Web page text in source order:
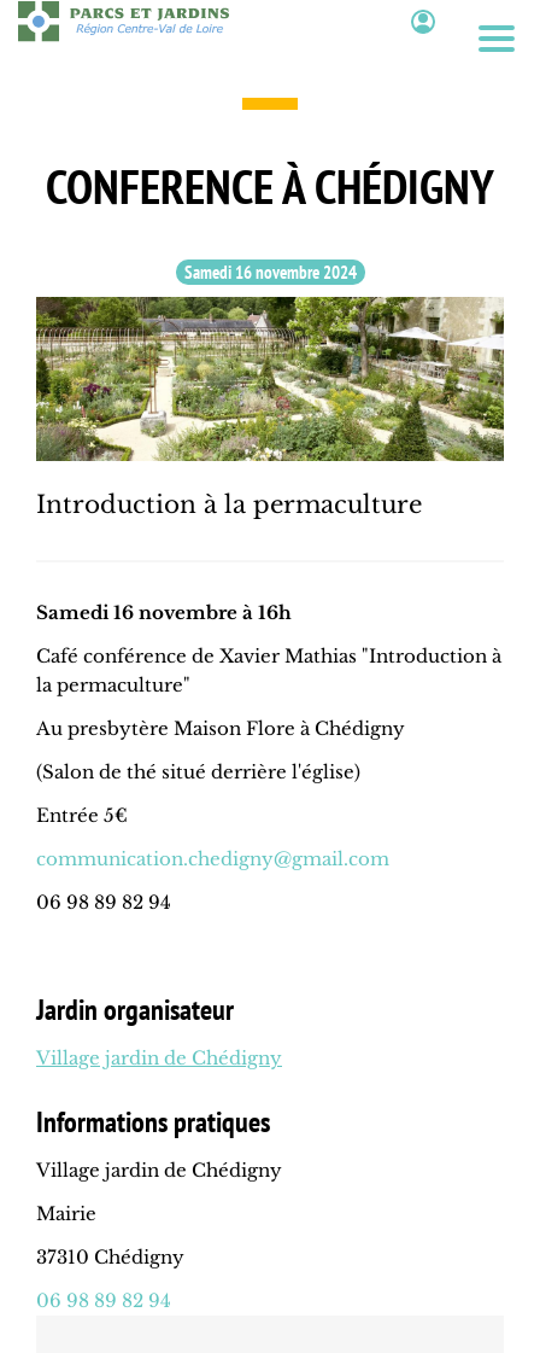
Aller
au
CONFERENCE À CHÉDIGNY
Samedi 16 novembre 2024
Introduction à la permaculture
Samedi 16 novembre à 16h
Café conférence de Xavier Mathias "Introduction à
la permaculture"
Au presbytère Maison Flore à Chédigny
(Salon de thé situé derrière l'église)
Entrée 5€
communication.chedigny@gmail.com
06 98 89 82 94
Jardin organisateur
Village jardin de Chédigny
Informations pratiques
Village jardin de Chédigny
Mairie
37310 Chédigny
06 98 89 82 94